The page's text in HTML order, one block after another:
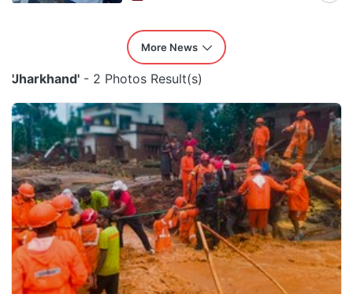
More News
'Jharkhand' - 2 Photos Result(s)